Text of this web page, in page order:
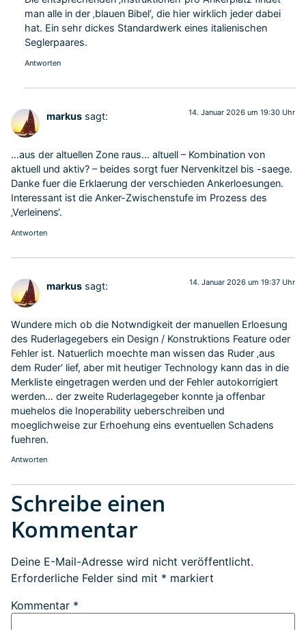
man alle in der ‚blauen Bibel‘, die hier wirklich jeder dabei
hat. Ein sehr dickes Standardwerk eines italienischen
Seglerpaares.
Antworten
markus sagt: 14. Januar 2026 um 19:30 Uhr
…aus der altuellen Zone raus… altuell – Kombination von
aktuell und aktiv? – beides sorgt fuer Nervenkitzel bis -saege.
Danke fuer die Erklaerung der verschieden Ankerloesungen.
Interessant ist die Anker-Zwischenstufe im Prozess des
‚Verleinens‘.
Antworten
markus sagt: 14. Januar 2026 um 19:37 Uhr
Wundere mich ob die Notwndigkeit der manuellen Erloesung
des Ruderlagegebers ein Design / Konstruktions Feature oder
Fehler ist. Natuerlich moechte man wissen das Ruder ‚aus
dem Ruder‘ lief, aber mit heutiger Technology kann das in die
Merkliste eingetragen werden und der Fehler autokorrigiert
werden… der zweite Ruderlagegeber konnte ja offenbar
muehelos die Inoperability ueberschreiben und
moeglichweise zur Erhoehung eins eventuellen Schadens
fuehren.
Antworten
Schreibe einen
Kommentar
Deine E-Mail-Adresse wird nicht veröffentlicht.
Erforderliche Felder sind mit * markiert
Kommentar *